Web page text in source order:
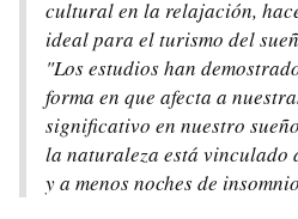
cultural en la relajación,
ideal para el turismo del
"Los estudios han
forma en que afecta a
significativo en nuestro
la naturaleza está vinculado
y a menos noches de insomnio